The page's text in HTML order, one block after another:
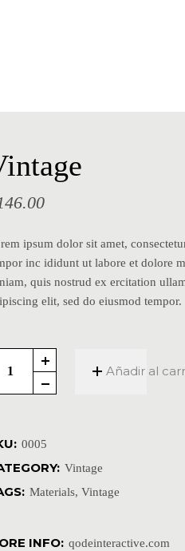
ipsum dolor sit amet,
inc ididunt ut labore et dolore
quis nostrud ex ercitation
elit, sed do eiusmod tempor.
Añadir al
0005
Vintage
Materials, Vintage
INFO: qodeinteractive.com